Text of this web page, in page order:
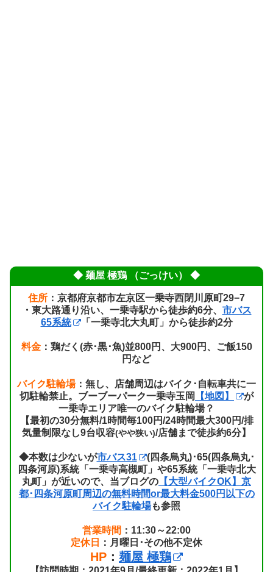
◆ 麺屋 極鶏 （ごっけい） ◆
住所 ：京都府京都市左京区一乗寺西閉川原町29−7
・東大路通り沿い、一乗寺駅から徒歩約6分、 市バス
65系統
「一乗寺北大丸町」から徒歩約2分
料金：鶏だく(赤･黒･魚)並800円、大900円、ご飯150
円など
バイク駐輪場：無し、店舗周辺はバイク･自転車共に一
切駐輪禁止。ブーブーパーク一乗寺玉岡
【地図】
が
一乗寺エリア唯一のバイク駐輪場？
【最初の30分無料/1時間毎100円/24時間最大300円/排
気量制限なし9台収容(やや狭い)/店舗まで徒歩約6分】
◆本数は少ないが市バス31
(四条烏丸)･65(四条烏丸･
四条河原)系統「一乗寺高槻町」や65系統「一乗寺北大
丸町」が近いので、当ブログの 【大型バイクOK】京
都･四条河原町周辺の無料時間or最大料金500円以下の
バイク駐輪場も参照
営業時間 ：11:30～22:00
定休日
：月曜日･その他不定休
HP ： 麺屋 極鶏